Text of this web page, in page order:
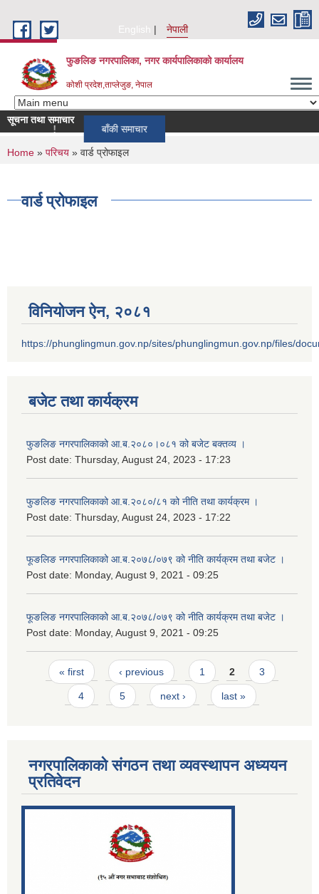
English
नेपाली
फुङलिङ नगरपालिका, नगर कार्यपालिकाको कार्यालय
कोशी प्रदेश,ताप्लेजुङ, नेपाल
सूचना तथा समाचार
बाँकी समाचार
You are here
Home » परिचय » वार्ड प्रोफाइल
वार्ड प्रोफाइल
विनियोजन ऐन‚ २०८१
https://phunglingmun.gov.np/sites/phunglingmun.gov.np/files/
बजेट तथा कार्यक्रम
फुङलिङ नगरपालिकाको आ.ब.२०८०।०८१ को बजेट बक्तव्य ।
Post date: Thursday, August 24, 2023 - 17:23
फुङलिङ नगरपालिकाको आ.ब.२०८०/८१ को नीति तथा कार्यक्रम ।
Post date: Thursday, August 24, 2023 - 17:22
फूङलिङ नगरपालिकाको आ.ब.२०७८/०७९ को नीति कार्यक्रम तथा बजेट ।
Post date: Monday, August 9, 2021 - 09:25
फूङलिङ नगरपालिकाको आ.ब.२०७८/०७९ को नीति कार्यक्रम तथा बजेट ।
Post date: Monday, August 9, 2021 - 09:25
Pages
« first ‹ previous 1 2 3
4 5 next › last »
नगरपालिकाको संगठन तथा व्यवस्थापन अध्ययन
प्रतिवेदन